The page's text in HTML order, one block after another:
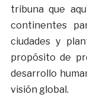
tribuna que
continentes
ciudades y
propósito de
desarrollo
visión global.